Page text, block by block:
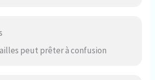
peut prêter à confusion